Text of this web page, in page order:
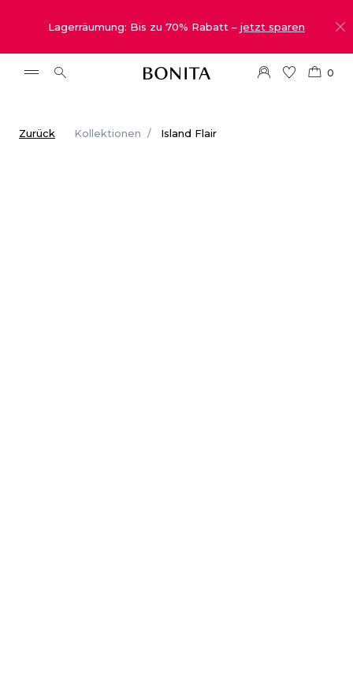
Lagerräumung: Bis zu 70% Rabatt – jetzt sparen
0
Zurück Kollektionen Island Flair